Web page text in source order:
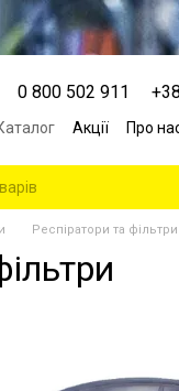
0 800 502 911
Акції Про
Респіратори та фільтри